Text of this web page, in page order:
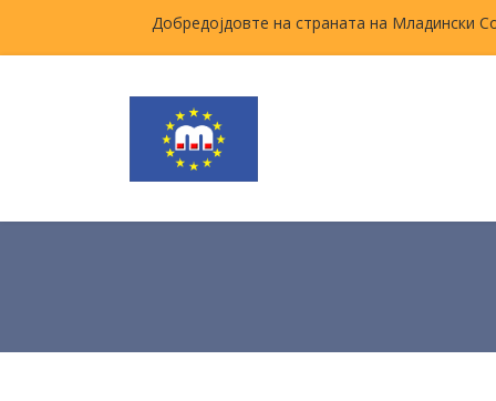
Добредојдовте на страната на Младински